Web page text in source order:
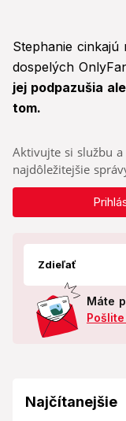
Stephanie
dospelých
jej podpazušia
tom.
Aktivujte si službu
najdôležitejšie
Zdieľať
Máte
Najčítanejšie